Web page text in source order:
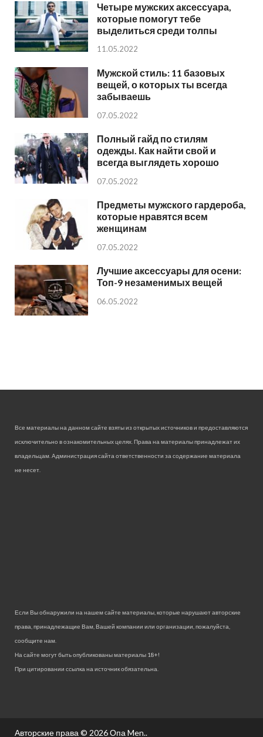
Четыре мужских аксессуара,
которые помогут тебе
выделиться среди толпы
11.05.2022
Мужской стиль: 11 базовых
вещей, о которых ты всегда
забываешь
07.05.2022
Полный гайд по стилям
одежды. Как найти свой и
всегда выглядеть хорошо
07.05.2022
Предметы мужского гардероба,
которые нравятся всем
женщинам
07.05.2022
Лучшие аксессуары для осени:
Топ-9 незаменимых вещей
06.05.2022
Все материалы на данном сайте взяты из открытых источников и предоставляются
исключительно в ознакомительных целях. Права на материалы принадлежат их
владельцам. Администрация сайта ответственности за содержание материала
не несет.
Если Вы обнаружили на нашем сайте материалы, которые нарушают авторские
права, принадлежащие Вам, Вашей компании или организации, пожалуйста,
сообщите нам.
На сайте могут быть опубликованы материалы 18+!
При цитировании ссылка на источник обязательна.
Авторские права © 2026Опа Men..